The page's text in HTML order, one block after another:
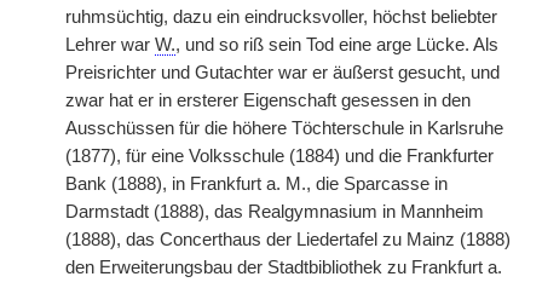
ruhmsüchtig, dazu ein eindrucksvoller, höchst beliebter
Lehrer war W., und so riß sein Tod eine arge Lücke. Als
Preisrichter und Gutachter war er äußerst gesucht, und
zwar hat er in ersterer Eigenschaft gesessen in den
Ausschüssen für die höhere Töchterschule in Karlsruhe
(1877), für eine Volksschule (1884) und die Frankfurter
Bank (1888), in Frankfurt a. M., die Sparcasse in
Darmstadt (1888), das Realgymnasium in Mannheim
(1888), das Concerthaus der Liedertafel zu Mainz (1888)
den Erweiterungsbau der Stadtbibliothek zu Frankfurt a.